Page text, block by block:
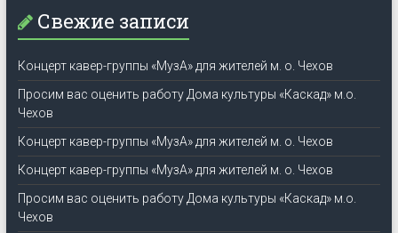
Свежие записи
Концерт кавер-группы «МузА» для жителей м. о. Чехов
Просим вас оценить работу Дома культуры «Каскад» м.о.
Чехов
Концерт кавер-группы «МузА» для жителей м. о. Чехов
Концерт кавер-группы «МузА» для жителей м. о. Чехов
Просим вас оценить работу Дома культуры «Каскад» м.о.
Чехов